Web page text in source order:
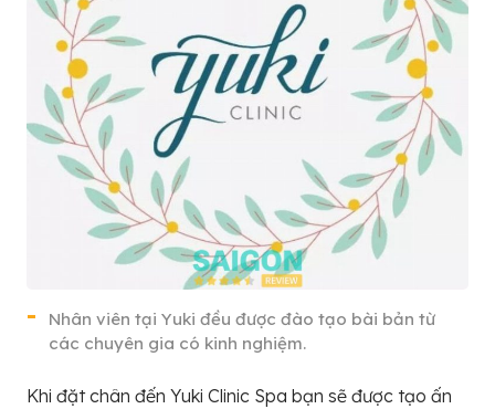
Nhân viên tại Yuki đều được đào tạo bài bản từ
các chuyên gia có kinh nghiệm.
Khi đặt chân đến Yuki Clinic Spa bạn sẽ được tạo ấn